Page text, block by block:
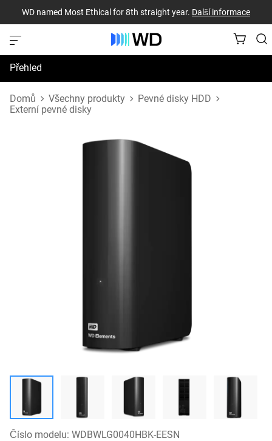
WD named Most Ethical for 8th straight year. Další informace
Přehled
Technické údaje
Domů Všechny produkty
Pevné disky HDD
Externí pevné disky
Číslo modelu: WDBWLG0040HBK-EESN